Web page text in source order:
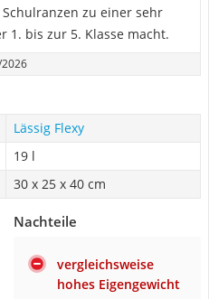
zu einer sehr
1. bis zur 5. Klasse macht.
Lässig Flexy
19 l
30 x 25 x 40 cm
Nachteile
vergleichsweise
hohes Eigengewicht